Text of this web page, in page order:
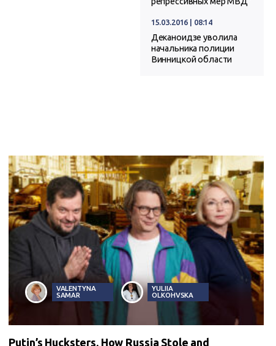
15.03.2016 | 08:14
Деканоидзе уволила
начальника полиции
Винницкой области
VALENTYNA
SAMAR
YULIIA
OLKOHVSKA
Putin’s Hucksters. How Russia Stole and